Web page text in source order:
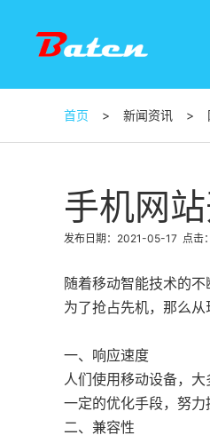
首页 > 新闻资讯 >
手机网
发布日期：2021-05-17 点击
随着移动智能技术的
为了抢占先机，那么
一、响应速度
人们使用移动设备，
一定的优化手段，努
二、兼容性